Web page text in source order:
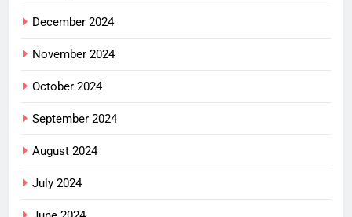
December 2024
November 2024
October 2024
September 2024
August 2024
July 2024